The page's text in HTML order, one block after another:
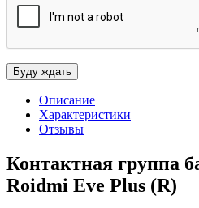
Описание
Характеристики
Отзывы
Контактная группа
Roidmi Eve Plus (R)